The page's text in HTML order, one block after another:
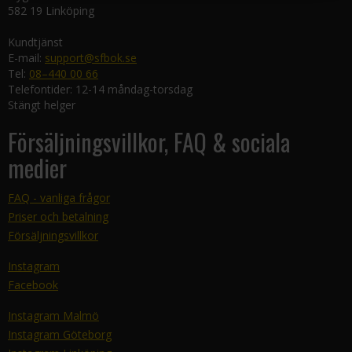
582 19 Linköping
Kundtjänst
E-mail: support@sfbok.se
Tel: 08–440 00 66
Telefontider: 12-14 måndag-torsdag
Stängt helger
Försäljningsvillkor, FAQ & sociala
medier
FAQ - vanliga frågor
Priser och betalning
Försäljningsvillkor
Instagram
Facebook
Instagram Malmö
Instagram Göteborg